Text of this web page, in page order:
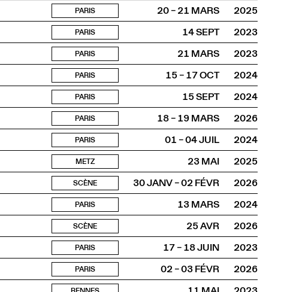
PARIS 20 – 21 MARS
2025
PARIS 14 SEPT
2023
PARIS 21 MARS
2023
PARIS 15 – 17 OCT
2024
PARIS 15 SEPT
2024
PARIS 18 – 19 MARS
2026
PARIS 01 – 04 JUIL
2024
METZ 23 MAI
2025
SCÈNE 30 JANV – 02 FÉVR
2026
PARIS 13 MARS
2024
SCÈNE 25 AVR
2026
PARIS 17 – 18 JUIN
2023
PARIS 02 – 03 FÉVR
2026